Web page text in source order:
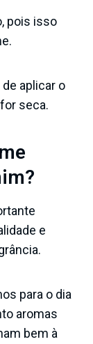
pois isso
aplicar o
seca.
e
para o dia
aromas
bem à